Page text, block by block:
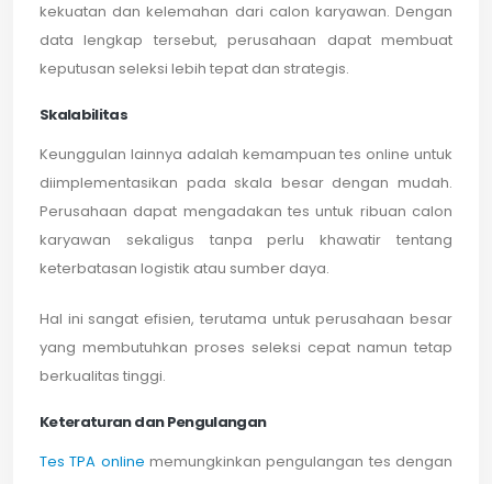
kekuatan dan kelemahan dari calon karyawan. Dengan
data lengkap tersebut, perusahaan dapat membuat
keputusan seleksi lebih tepat dan strategis.
Skalabilitas
Keunggulan lainnya adalah kemampuan tes online untuk
diimplementasikan pada skala besar dengan mudah.
Perusahaan dapat mengadakan tes untuk ribuan calon
karyawan sekaligus tanpa perlu khawatir tentang
keterbatasan logistik atau sumber daya.
Hal ini sangat efisien, terutama untuk perusahaan besar
yang membutuhkan proses seleksi cepat namun tetap
berkualitas tinggi.
Keteraturan dan Pengulangan
Tes TPA online memungkinkan pengulangan tes dengan